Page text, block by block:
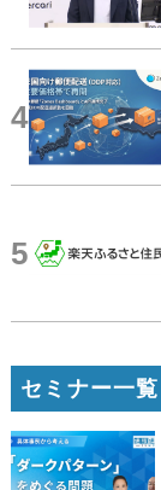
4
5
セミナー一覧